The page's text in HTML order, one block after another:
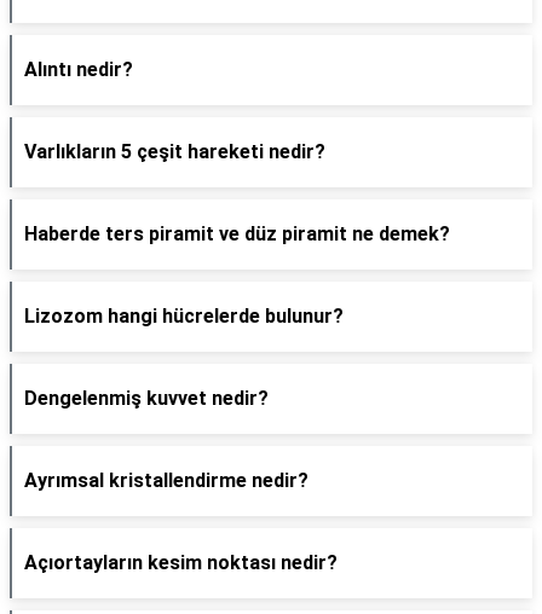
Alıntı nedir?
Varlıkların 5 çeşit hareketi nedir?
Haberde ters piramit ve düz piramit ne demek?
Lizozom hangi hücrelerde bulunur?
Dengelenmiş kuvvet nedir?
Ayrımsal kristallendirme nedir?
Açıortayların kesim noktası nedir?